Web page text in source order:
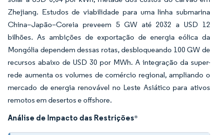
Zhejiang. Estudos de viabilidade para uma linha submarina
China–Japão–Coreia preveem 5 GW até 2032 a USD 12
bilhões. As ambições de exportação de energia eólica da
Mongólia dependem dessas rotas, desbloqueando 100 GW de
recursos abaixo de USD 30 por MWh. A integração da super-
rede aumenta os volumes de comércio regional, ampliando o
mercado de energia renovável no Leste Asiático para ativos
remotos em desertos e offshore.
Análise de Impacto das Restrições*